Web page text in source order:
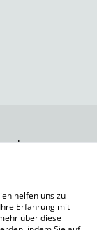
helfen uns zu
Erfahrung mit
über diese